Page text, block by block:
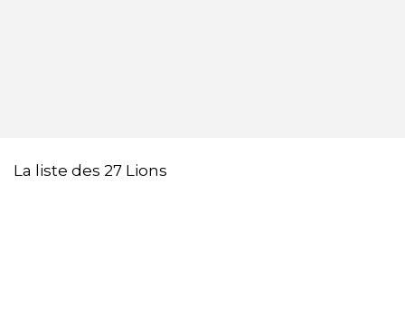
La liste des 27 Lions